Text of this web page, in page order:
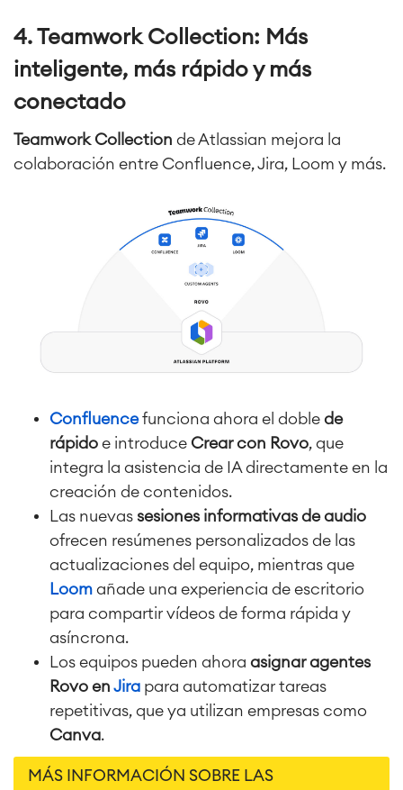
4. Teamwork Collection: Más
inteligente, más rápido y más
conectado
Teamwork Collection de Atlassian mejora la
colaboración entre Confluence, Jira, Loom y más.
Confluencefunciona ahora el doble de
rápido e introduce Crear con Rovo, que
integra la asistencia de IA directamente en la
creación de contenidos.
Las nuevas sesiones informativas de audio
ofrecen resúmenes personalizados de las
actualizaciones del equipo, mientras que
Loom añade una experiencia de escritorio
para compartir vídeos de forma rápida y
asíncrona.
Los equipos pueden ahora asignar agentes
Rovo en Jira para automatizar tareas
repetitivas, que ya utilizan empresas como
Canva.
MÁS INFORMACIÓN SOBRE LAS